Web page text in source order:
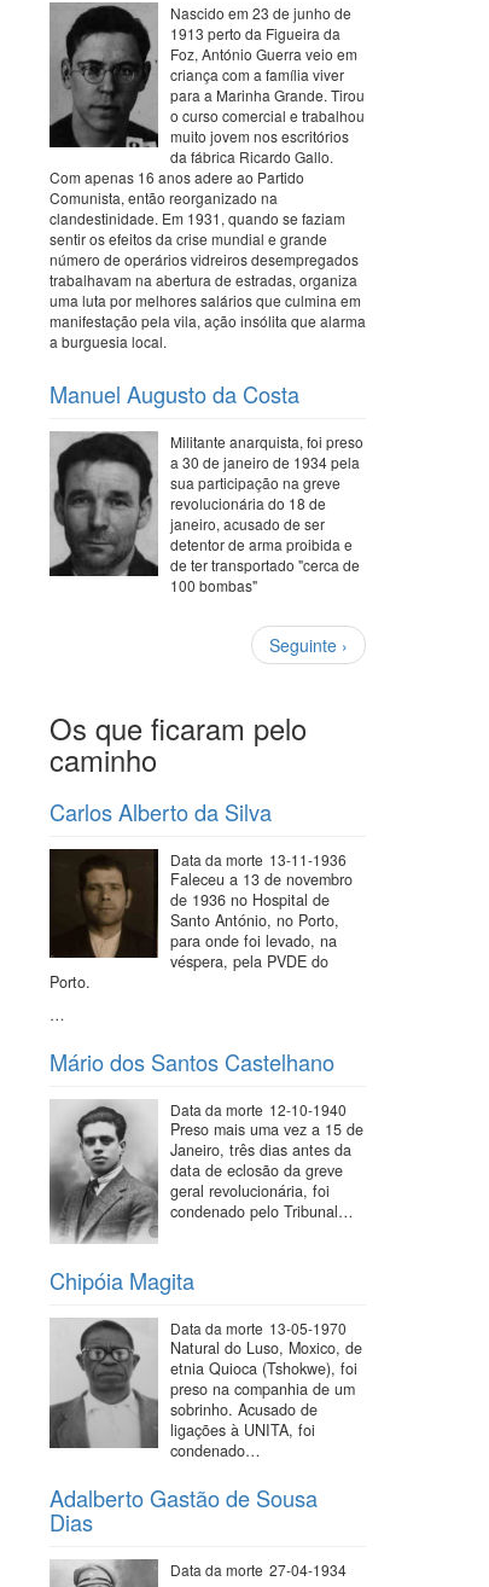
Nascido em 23 de junho de
1913 perto da Figueira da
Foz, António Guerra veio em
criança com a família viver
para a Marinha Grande. Tirou
o curso comercial e trabalhou
muito jovem nos escritórios
da fábrica Ricardo Gallo.
Com apenas 16 anos adere ao Partido
Comunista, então reorganizado na
clandestinidade. Em 1931, quando se faziam
sentir os efeitos da crise mundial e grande
número de operários vidreiros desempregados
trabalhavam na abertura de estradas, organiza
uma luta por melhores salários que culmina em
manifestação pela vila, ação insólita que alarma
a burguesia local.
Manuel Augusto da Costa
Militante anarquista, foi preso
a 30 de janeiro de 1934 pela
sua participação na greve
revolucionária do 18 de
janeiro, acusado de ser
detentor de arma proibida e
de ter transportado "cerca de
100 bombas"
Próxima
página
Seguinte ›
Os que ficaram pelo
caminho
Carlos Alberto da Silva
Data da morte 13-11-1936
Faleceu a 13 de novembro
de 1936 no Hospital de
Santo António, no Porto,
para onde foi levado, na
véspera, pela PVDE do
Porto.
…
Mário dos Santos Castelhano
Data da morte 12-10-1940
Preso mais uma vez a 15 de
Janeiro, três dias antes da
data de eclosão da greve
geral revolucionária, foi
condenado pelo Tribunal…
Chipóia Magita
Data da morte 13-05-1970
Natural do Luso, Moxico, de
etnia Quioca (Tshokwe), foi
preso na companhia de um
sobrinho. Acusado de
ligações à UNITA, foi
condenado…
Adalberto Gastão de Sousa
Dias
Data da morte 27-04-1934